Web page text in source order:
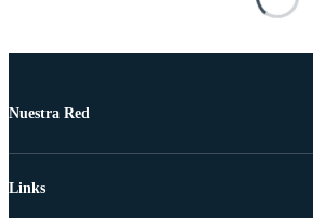
Nuestra Red
Links